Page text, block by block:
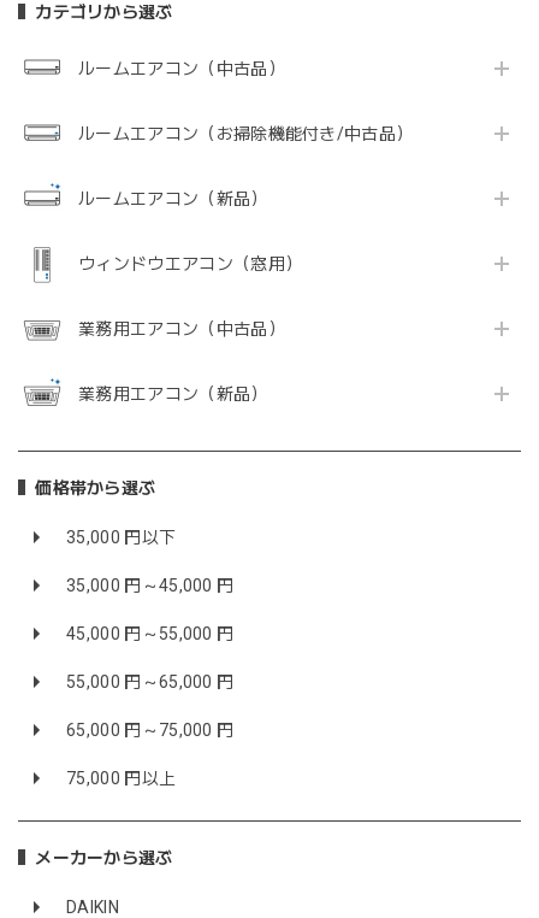
カテゴリから選ぶ
ルームエアコン（中古品）
ルームエアコン（お掃除機能付き/中古品）
ルームエアコン（新品）
ウィンドウエアコン（窓用）
業務用エアコン（中古品）
業務用エアコン（新品）
価格帯から選ぶ
35,000 円以下
35,000 円～45,000 円
45,000 円～55,000 円
55,000 円～65,000 円
65,000 円～75,000 円
75,000 円以上
メーカーから選ぶ
DAIKIN